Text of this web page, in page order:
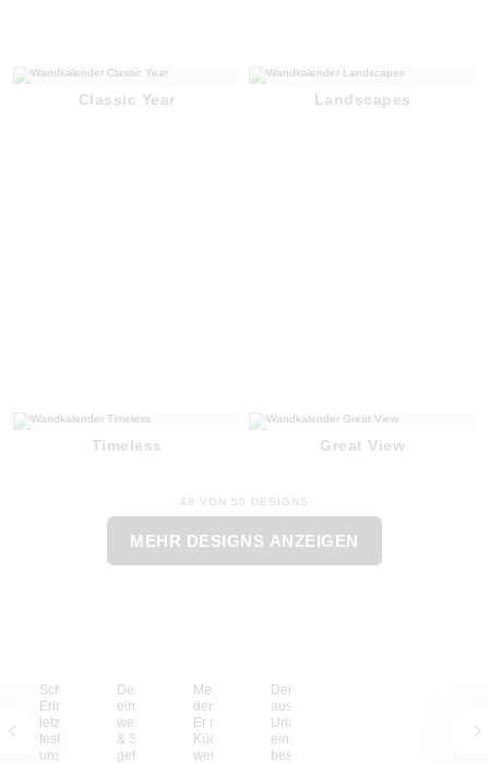
Classic Year Landscapes
Timeless Great View
48 VON 50 DESIGNS
MEHR DESIGNS ANZEIGEN
Schöne, gemeinsame
Erinnerungen aus dem
letzten Jahr,
festgehalten in
unserem Cars-
Der Kalender war eher
ein spontaner Kauf,
weil meine Kinder Lilo
& Stitch lieben. Er
gefällt ihnen richtig gut
Meine Kinder lieben
den Frozen-Kalender.
Er musste sofort in der
Küche aufgehängt
werden, damit ihn auch
Der Kalender mit Fotos
aus meinem Sri Lanka-
Urlaub erinnert mich an
einige der
besondersten Momente